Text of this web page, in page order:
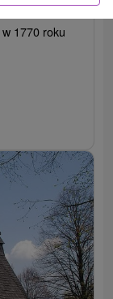
się we wsi
1770 roku